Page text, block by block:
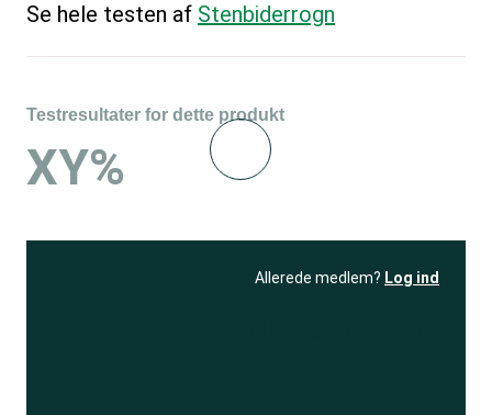
Se hele testen af Stenbiderrogn
Testresultater for dette produkt
XY%
Allerede medlem? Log ind